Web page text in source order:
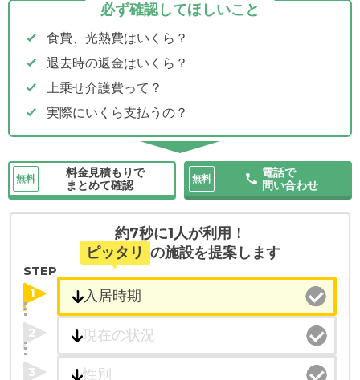
必ず確認してほしいこと
食費、光熱費はいくら？
退去時の返金はいくら？
上乗せ介護費って？
実際にいくら支払うの？
無料
料金見積もりで
まとめて確認
無料
電話で
問い合わせ
約7秒に1人が利用！
ピッタリ の施設を提案します
STEP
1
2
3